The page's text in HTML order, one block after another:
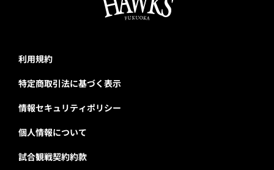
利用規約
特定商取引法に基づく表示
情報セキュリティポリシー
個人情報について
試合観戦契約約款